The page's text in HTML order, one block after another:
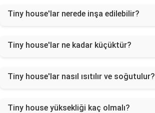
Tiny house'lar nerede inşa edilebilir?
Tiny house'lar ne kadar küçüktür?
Tiny house'lar nasıl ısıtılır ve soğutulur?
Tiny house yüksekliği kaç olmalı?